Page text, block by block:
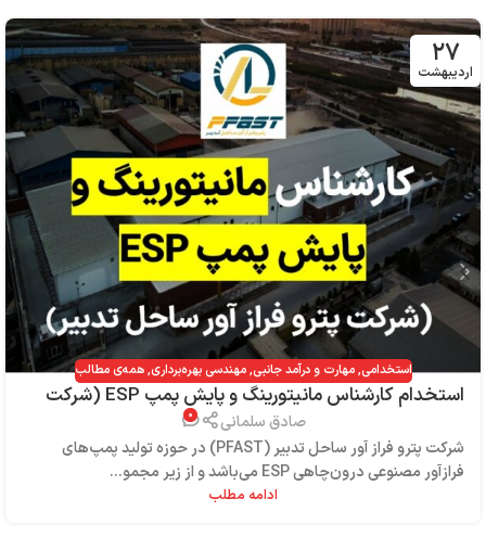
۲۷
اردیبهشت
استخدامی,مهارت و درآمد جانبی,مهندسی بهره‌برداری,همه‌ی مطالب
استخدام کارشناس مانیتورینگ و پایش پمپ ESP (شرکت
پترو فراز آور ساحل تدبیر)صادق سلمانی ۰
شرکت پترو فراز آور ساحل تدبیر (PFAST) در حوزه تولید پمپ‌های
فرازآور مصنوعی درون‌چاهی ESP می‌باشد و از زیر مجمو...
ادامه مطلب